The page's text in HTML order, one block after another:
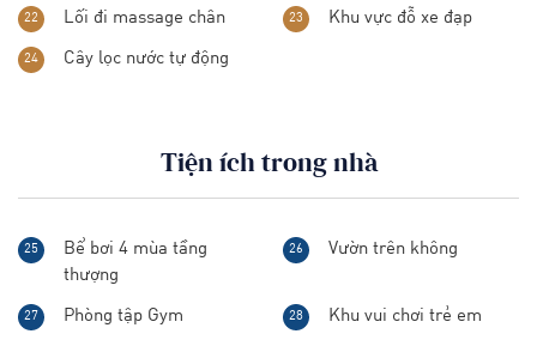
22 Lối đi massage chân 23 Khu vực đỗ xe đạp
24 Cây lọc nước tự động
Tiện ích trong nhà
25
Bể bơi 4 mùa tầng
thượng
26 Vườn trên không
27 Phòng tập Gym 28 Khu vui chơi trẻ em